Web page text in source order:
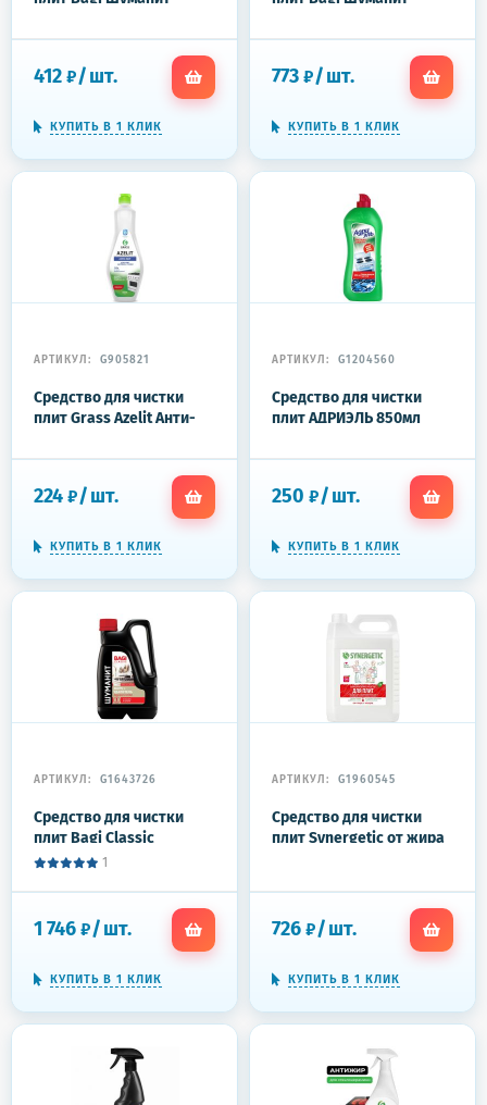
412 ₽/шт.
КУПИТЬ В 1 КЛИК
(пена)
773 ₽/шт.
КУПИТЬ В 1 КЛИК
АРТИКУЛ: G905821
Средство для чистки
плит Grass Azelit Анти-
224 ₽/шт.
КУПИТЬ В 1 КЛИК
АРТИКУЛ: G1204560
Средство для чистки
плит АДРИЭЛЬ 850мл
250 ₽/шт.
КУПИТЬ В 1 КЛИК
АРТИКУЛ: G1643726
Средство для чистки
плит Bagi Classic
ШУМАНИТ1
1 746 ₽/шт.
КУПИТЬ В 1 КЛИК
АРТИКУЛ: G1960545
Средство для чистки
плит Synergetic от жира
726 ₽/шт.
КУПИТЬ В 1 КЛИК